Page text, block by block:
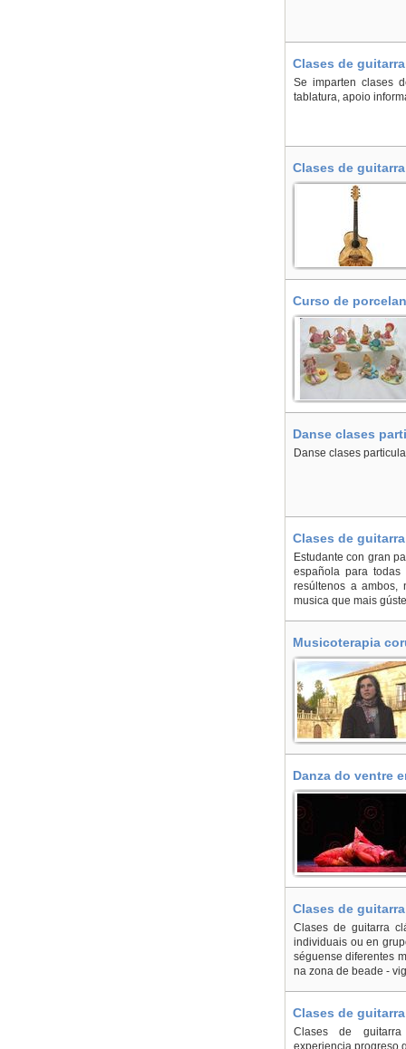
Clases de
Se imparten clases
tablatura, apoio
Clases de
Curso de
Danse clases
Danse clases
Clases de
Estudante con gran
española para
resúltenos a ambos,
musica que mais
Musicoterapia
Danza do ventre
Clases de
Clases de guitarra
individuais ou en
séguense diferentes
na zona de beade -
Clases de
Clases de
experiencia.progreso